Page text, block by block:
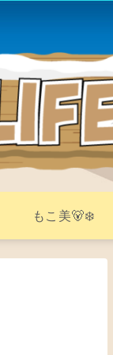
もこ美🐻‍❄️